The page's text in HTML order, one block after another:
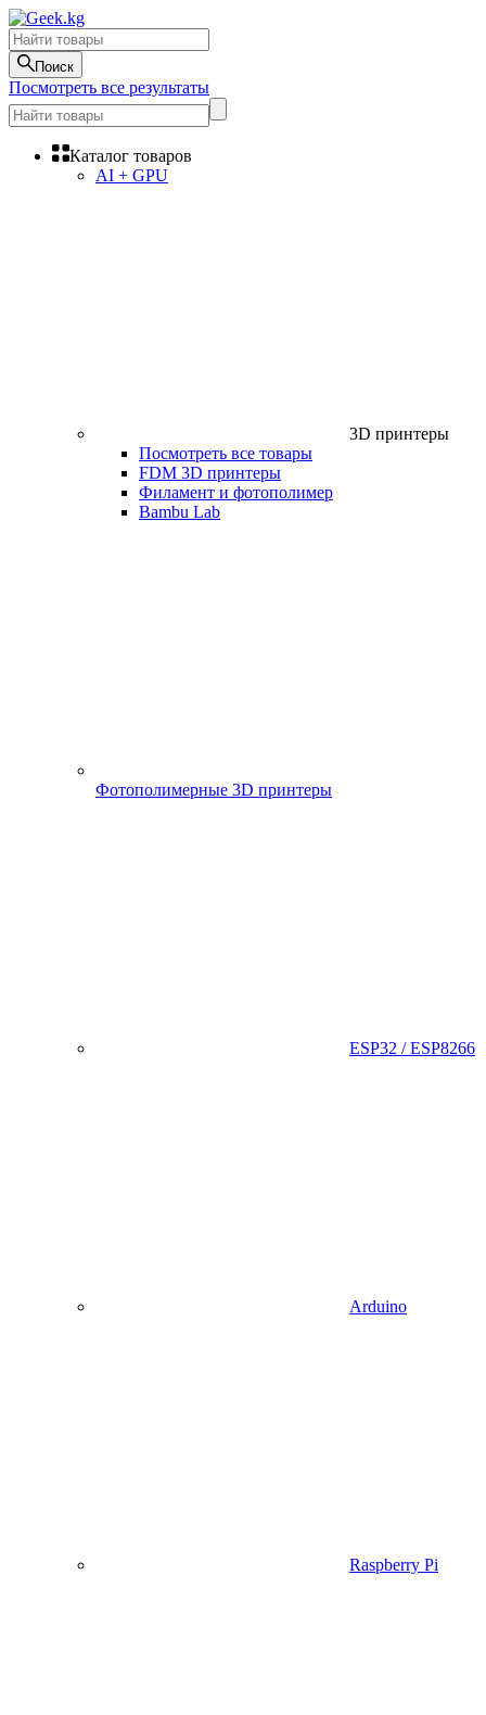
Поиск
Посмотреть все результаты
Каталог товаров
AI + GPU
3D принтеры
Посмотреть все товары
FDM 3D принтеры
Филамент и фотополимер
Bambu Lab
Фотополимерные 3D принтеры
ESP32 / ESP8266
Arduino
Raspberry Pi